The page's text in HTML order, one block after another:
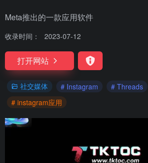
Meta推出的一款应用软件
收录时间： 2023-07-12
打开网站
社交媒体 # Instagram # Threads
# instagram应用